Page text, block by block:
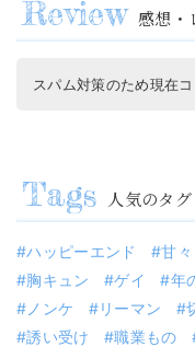
感想・
スパム対策のため現在
人気のタグ
ハッピーエンド 甘々
胸キュン
ゲイ 年
ノンケ
リーマン
誘い受け
職業もの